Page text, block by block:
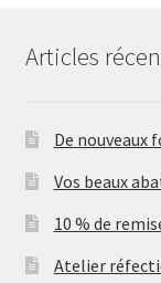
Articles
De nouveaux
Vos beaux
10 % de
Atelier